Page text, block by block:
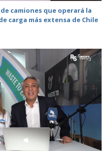
camiones que operará la
carga más extensa de Chile